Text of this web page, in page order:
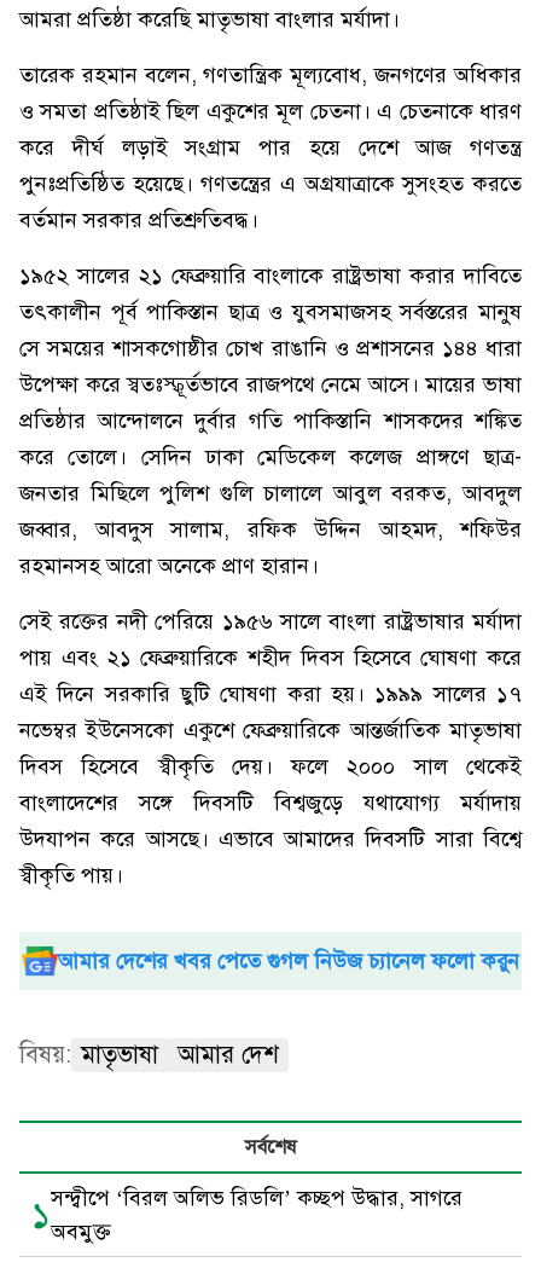
আমরা প্রতিষ্ঠা করেছি মাতৃভাষা বাংলার মর্যাদা।
তারেক রহমান বলেন, গণতান্ত্রিক মূল্যবোধ, জনগণের অধিকার
ও সমতা প্রতিষ্ঠাই ছিল একুশের মূল চেতনা। এ চেতনাকে ধারণ
করে দীর্ঘ লড়াই সংগ্রাম পার হয়ে দেশে আজ গণতন্ত্র
পুনঃপ্রতিষ্ঠিত হয়েছে। গণতন্ত্রের এ অগ্রযাত্রাকে সুসংহত করতে
বর্তমান সরকার প্রতিশ্রুতিবদ্ধ।
১৯৫২ সালের ২১ ফেব্রুয়ারি বাংলাকে রাষ্ট্রভাষা করার দাবিতে
তৎকালীন পূর্ব পাকিস্তান ছাত্র ও যুবসমাজসহ সর্বস্তরের মানুষ
সে সময়ের শাসকগোষ্ঠীর চোখ রাঙানি ও প্রশাসনের ১৪৪ ধারা
উপেক্ষা করে স্বতঃস্ফূর্তভাবে রাজপথে নেমে আসে। মায়ের ভাষা
প্রতিষ্ঠার আন্দোলনে দুর্বার গতি পাকিস্তানি শাসকদের শঙ্কিত
করে তোলে। সেদিন ঢাকা মেডিকেল কলেজ প্রাঙ্গণে ছাত্র-
জনতার মিছিলে পুলিশ গুলি চালালে আবুল বরকত, আবদুল
জব্বার, আবদুস সালাম, রফিক উদ্দিন আহমদ, শফিউর
রহমানসহ আরো অনেকে প্রাণ হারান।
সেই রক্তের নদী পেরিয়ে ১৯৫৬ সালে বাংলা রাষ্ট্রভাষার মর্যাদা
পায় এবং ২১ ফেব্রুয়ারিকে শহীদ দিবস হিসেবে ঘোষণা করে
এই দিনে সরকারি ছুটি ঘোষণা করা হয়। ১৯৯৯ সালের ১৭
নভেম্বর ইউনেসকো একুশে ফেব্রুয়ারিকে আন্তর্জাতিক মাতৃভাষা
দিবস হিসেবে স্বীকৃতি দেয়। ফলে ২০০০ সাল থেকেই
বাংলাদেশের সঙ্গে দিবসটি বিশ্বজুড়ে যথাযোগ্য মর্যাদায়
উদযাপন করে আসছে। এভাবে আমাদের দিবসটি সারা বিশ্বে
স্বীকৃতি পায়।
আমার দেশের খবর পেতে গুগল নিউজ চ্যানেল ফলো করুন
বিষয়: মাতৃভাষা আমার দেশ
সর্বশেষ
১সন্দ্বীপে ‘বিরল অলিভ রিডলি’ কচ্ছপ উদ্ধার, সাগরে
অবমুক্ত